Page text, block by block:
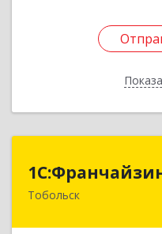
Тобольск